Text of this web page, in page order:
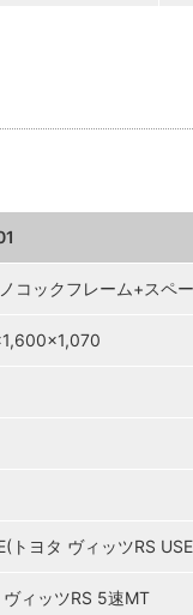
コックフレーム+スペ
トヨタ ヴィッツRS
ヴィッツRS 5速MT